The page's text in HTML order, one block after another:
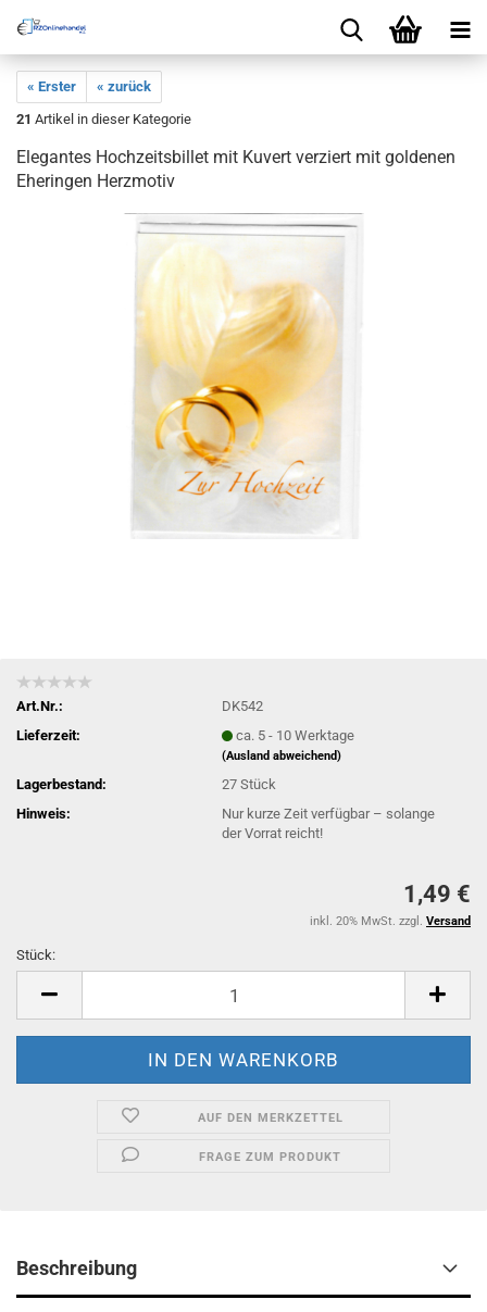
« Erster
« zurück
21 Artikel in dieser Kategorie
Elegantes Hochzeitsbillet mit Kuvert verziert mit goldenen
Eheringen Herzmotiv
Art.Nr.:
DK542
Lieferzeit:
ca. 5 - 10 Werktage
(Ausland abweichend)
Lagerbestand: 27Stück
Hinweis:
Nur kurze Zeit verfügbar – solange
der Vorrat reicht!
1,49 €
inkl. 20% MwSt. zzgl. Versand
Stück:
AUF DEN MERKZETTEL
FRAGE ZUM PRODUKT
Beschreibung